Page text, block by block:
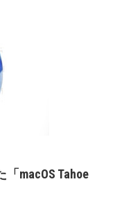
macOS Tahoe